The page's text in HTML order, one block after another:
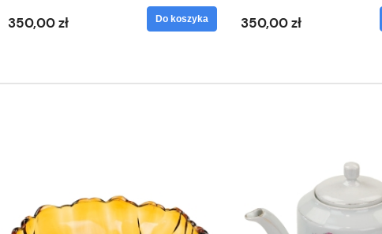
350,00 zł Do koszyka 350,00 zł